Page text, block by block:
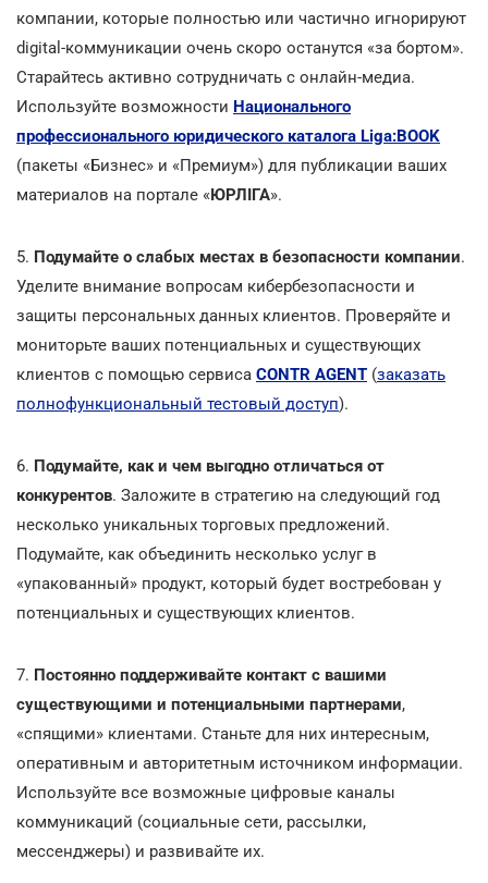
компании, которые полностью или частично игнорируют
digital-коммуникации очень скоро останутся «за бортом».
Старайтесь активно сотрудничать с онлайн-медиа.
Используйте возможности Национального
профессионального юридического каталога Liga:BOOK
(пакеты «Бизнес» и «Премиум») для публикации ваших
материалов на портале «ЮРЛІГА».
5. Подумайте о слабых местах в безопасности компании.
Уделите внимание вопросам кибербезопасности и
защиты персональных данных клиентов. Проверяйте и
мониторьте ваших потенциальных и существующих
клиентов с помощью сервиса CONTR AGENT (заказать
полнофункциональный тестовый доступ).
6. Подумайте, как и чем выгодно отличаться от
конкурентов. Заложите в стратегию на следующий год
несколько уникальных торговых предложений.
Подумайте, как объединить несколько услуг в
«упакованный» продукт, который будет востребован у
потенциальных и существующих клиентов.
7. Постоянно поддерживайте контакт с вашими
существующими и потенциальными партнерами,
«спящими» клиентами. Станьте для них интересным,
оперативным и авторитетным источником информации.
Используйте все возможные цифровые каналы
коммуникаций (социальные сети, рассылки,
мессенджеры) и развивайте их.